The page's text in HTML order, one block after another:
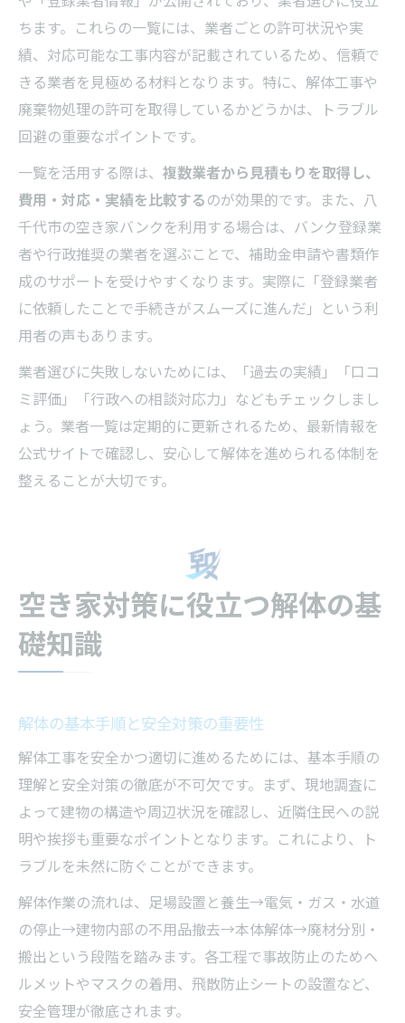
ちます。これらの一覧には、業者ごとの許可状況や実
績、対応可能な工事内容が記載されているため、信頼で
きる業者を見極める材料となります。特に、解体工事や
廃棄物処理の許可を取得しているかどうかは、トラブル
回避の重要なポイントです。
一覧を活用する際は、 複数業者から見積もりを取得し、
費用・対応・実績を比較するのが効果的です。また、八
千代市の空き家バンクを利用する場合は、バンク登録業
者や行政推奨の業者を選ぶことで、補助金申請や書類作
成のサポートを受けやすくなります。実際に「登録業者
に依頼したことで手続きがスムーズに進んだ」という利
用者の声もあります。
業者選びに失敗しないためには、「過去の実績」「口コ
ミ評価」「行政への相談対応力」などもチェックしまし
ょう。業者一覧は定期的に更新されるため、最新情報を
公式サイトで確認し、安心して解体を進められる体制を
整えることが大切です。
空き家対策に役立つ解体の基
礎知識
解体の基本手順と安全対策の重要性
解体工事を安全かつ適切に進めるためには、基本手順の
理解と安全対策の徹底が不可欠です。まず、現地調査に
よって建物の構造や周辺状況を確認し、近隣住民への説
明や挨拶も重要なポイントとなります。これにより、ト
ラブルを未然に防ぐことができます。
解体作業の流れは、足場設置と養生→電気・ガス・水道
の停止→建物内部の不用品撤去→本体解体→廃材分別・
搬出という段階を踏みます。各工程で事故防止のためヘ
ルメットやマスクの着用、飛散防止シートの設置など、
安全管理が徹底されます。